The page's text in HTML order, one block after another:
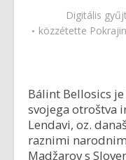
Digitális
közzétette
Bálint Bellosics
svojega otroštva
Lendavi, oz.
raznimi
Madžarov s